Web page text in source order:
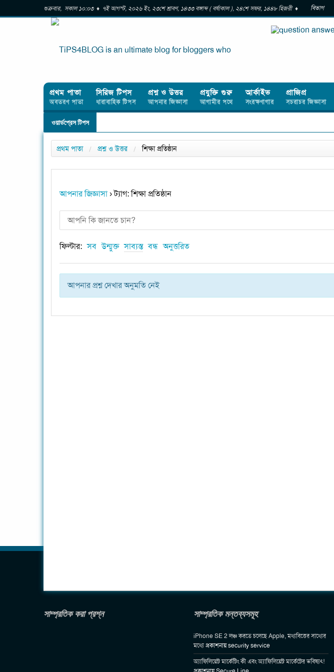
শুক্রবার, সকাল ১০:০৩ ♦ ৭ই আগস্ট, ২০২৬ ইং, ২৩শে শ্রাবণ, ১৪৩৩ বঙ্গাব্দ ( বর্ষাকাল ), ২৪শে সফর, ১৪৪৮ হিজরী ♦ বিভাগ
প্রথম পাতা
অবতরণ পাতা
সিরিজ টিপস
ধারাবাহিক টিপস
প্রশ্ন ও উত্তর
আপনার জিজ্ঞাসা
প্রযুক্তি গুরু
আগামীর পথে
আর্কাইভ
সংরক্ষণাগার
প্রাজিপ্র
সচরাচর জিজ্ঞাসা
ওয়ার্ডপ্রেস টিপস
প্রথম পাতা প্রশ্ন ও উত্তর শিক্ষা প্রতিষ্ঠান
আপনার জিজ্ঞাসা›ট্যাগ: শিক্ষা প্রতিষ্ঠান
ফিল্টার: সব উন্মুক্ত সাব্যস্ত বন্ধ অনুত্তরিত
আপনার প্রশ্ন দেখার অনুমতি নেই
সাম্প্রতিক করা প্রশ্ন সাম্প্রতিক মন্তব্যসমূহ
iPhone SE 2 লঞ্চ করতে চলেছে Apple, মধ্যবিত্তের সাধ্যের
মধ্যেপ্রকাশনায়security service
অ্যাফিলিয়েট মার্কেটিং কী এবং অ্যাফিলিয়েট মার্কেটের ভবিষ্যৎ!